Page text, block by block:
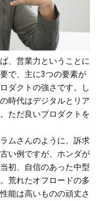
、営業力ということに
で、主に3つの要素が
ダクトの強さです。し
時代はデジタルとリア
ただ良いプロダクトを
ムさんのように、訴求
い例ですが、ホンダが
初、自信のあった中型
荒れたオフロードの多
能は高いものの頑丈さ